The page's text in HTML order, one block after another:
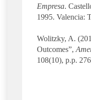
Empresa.
1995. Valencia:
Wolitzky, A.
Outcomes”,
108(10), p.p.